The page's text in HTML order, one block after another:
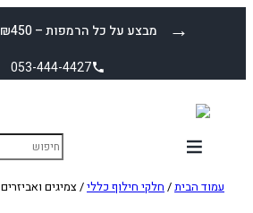
מבצע על כל הרמפות – ₪450 עד הבית! →
053-444-4427
עמוד הבית/ חלקי חילוף כללי/ צמיגים ואביזרים